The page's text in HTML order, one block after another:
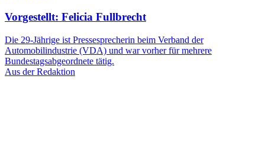
Vorgestellt: Felicia Fullbrecht
Die 29-Jährige ist Pressesprecherin beim Verband der
Automobilindustrie (VDA) und war vorher für mehrere
Bundestagsabgeordnete tätig.
Aus der Redaktion